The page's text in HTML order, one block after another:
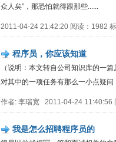
众人矣”，那恐怕就得跟那些......
2011-04-24 21:42:20 阅读：1982 标
程序员，你应该知道
（说明：本文转自公司知识库的一
对其中的一项任务有那么一小点疑问
作者: 李瑞宽 2011-04-24 11:40:56
我是怎么招聘程序员的